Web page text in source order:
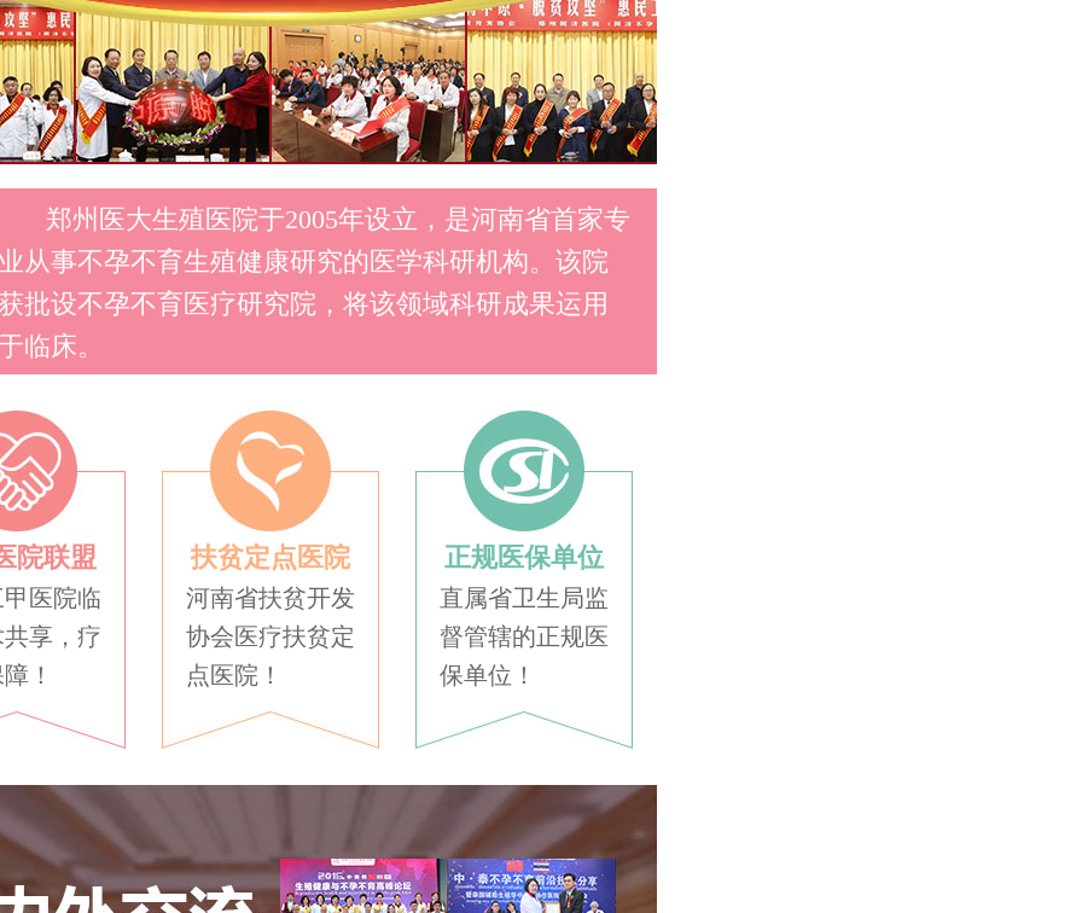
郑州医大生殖医院于2005年设立，是河南省首家专
从事不孕不育生殖健康研究的医学科研机构。该院
批设不孕不育医疗研究院，将该领域科研成果运用
临床。
院联盟
医院临
享，疗
！
扶贫定点医院
河南省扶贫开发
协会医疗扶贫定
点医院！
正规医保单位
直属省卫生局监
督管辖的正规医
保单位！